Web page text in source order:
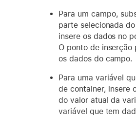
Para um campo,
parte selecionada
insere os dados no
O ponto de inserção
os dados do campo.
Para uma variável
de container, insere
do valor atual da
variável que tem